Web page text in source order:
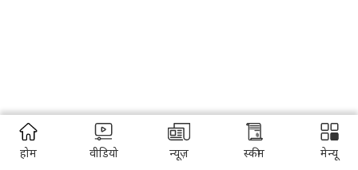
होम वीडियो न्यूज़ स्कीम मेन्यू